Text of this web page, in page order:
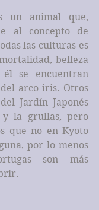
un animal que,
al concepto de
las culturas es
belleza
se encuentran
arco iris. Otros
Jardín Japonés
y la grullas, pero
que no en Kyoto
por lo menos
son más